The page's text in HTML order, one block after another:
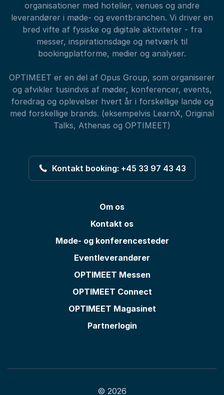
organisationer med hoteller, venues og andre
leverandører i møde- og eventbranchen. Vi driver en
bred vifte af fysiske og digitale aktiviteter - fra
messer, inspirationsdage og netværk til
bookingplatforme, medier og analyser.
OPTIMEET er en del af Opus Group, som organiserer
og afvikler tusindvis af møder, konferencer, events,
foredrag og oplevelser hvert år i forskellige lande og
med forskellige brands. (eksempelvis LearnX, Original
Talks, Athenas og OPTIMEET)
Kontakt booking: +45 33 97 43 43
Om os
Kontakt os
Møde- og konferencesteder
Eventleverandører
OPTIMEET Messen
OPTIMEET Connect
OPTIMEET Magasinet
Partnerlogin
© 2026